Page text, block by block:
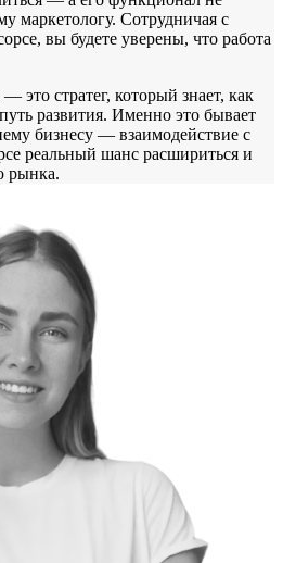
маркетологу. Сотрудничая с
вы будете уверены, что работа
это стратег, который знает, как
развития. Именно это бывает
бизнесу — взаимодействие с
реальный шанс расшириться и
рынка.